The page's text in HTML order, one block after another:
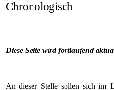
Chronologisch
Diese Seite wird fortlaufend
An dieser Stelle sollen sich im